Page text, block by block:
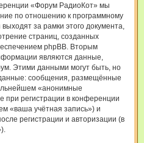
«Форум РадиоКот» мы
по отношению к программному
за рамки этого документа,
страниц, созданных
phpBB. Вторым
являются данные,
Этими данными могут быть, но
сообщения, размещённые
«анонимные
при регистрации в конференции
«ваша учётная запись») и
регистрации и авторизации (в